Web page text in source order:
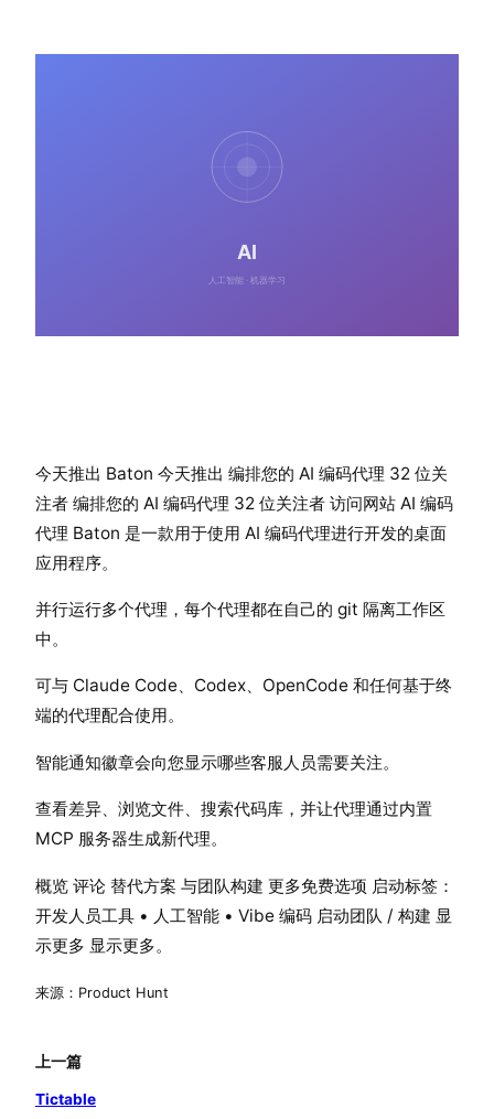
今天推出 Baton 今天推出 编排您的 AI 编码代理 32 位关
注者 编排您的 AI 编码代理 32 位关注者 访问网站 AI 编码
代理 Baton 是一款用于使用 AI 编码代理进行开发的桌面
应用程序。
并行运行多个代理，每个代理都在自己的 git 隔离工作区
中。
可与 Claude Code、Codex、OpenCode 和任何基于终
端的代理配合使用。
智能通知徽章会向您显示哪些客服人员需要关注。
查看差异、浏览文件、搜索代码库，并让代理通过内置
MCP 服务器生成新代理。
概览 评论 替代方案 与团队构建 更多免费选项 启动标签：
开发人员工具 • 人工智能 • Vibe 编码 启动团队 / 构建 显
示更多 显示更多。
来源：Product Hunt
上一篇
Tictable